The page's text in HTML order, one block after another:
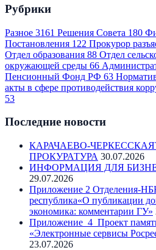
Рубрики
Разное 3161 Решения Совета 180
Постановления 122 Прокурор
Отдел образования 88 Отдел
окружающей среды 66
Пенсионный Фонд РФ 63
акты в сфере противодействия
53
Последние новости
КАРАЧАЕВО-
ПРОКУРАТУРА 30.07.2026
ИНФОРМАЦИЯ ДЛЯ
29.07.2026
Приложение 2 Отделения-
республика«О публикации
экономика: комментарии ГУ»
Приложение_4_Проект
«Электронные сервисы
23.07.2026